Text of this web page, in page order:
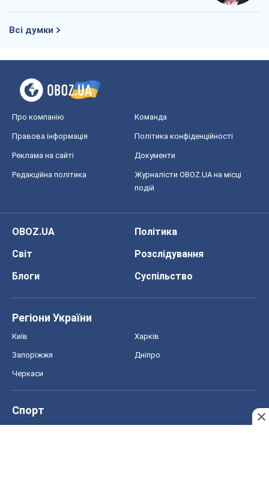
Всі думки
Про компанію Команда
Правова інформація Політика конфіденційності
Реклама на сайті Документи
Редакційна політика
Журналісти OBOZ.UA на місці
подій
OBOZ.UA
Політика
Світ
Розслідування
Блоги
Суспільство
Регіони України
Київ Харків
Запоріжжя Дніпро
Черкаси
Спорт